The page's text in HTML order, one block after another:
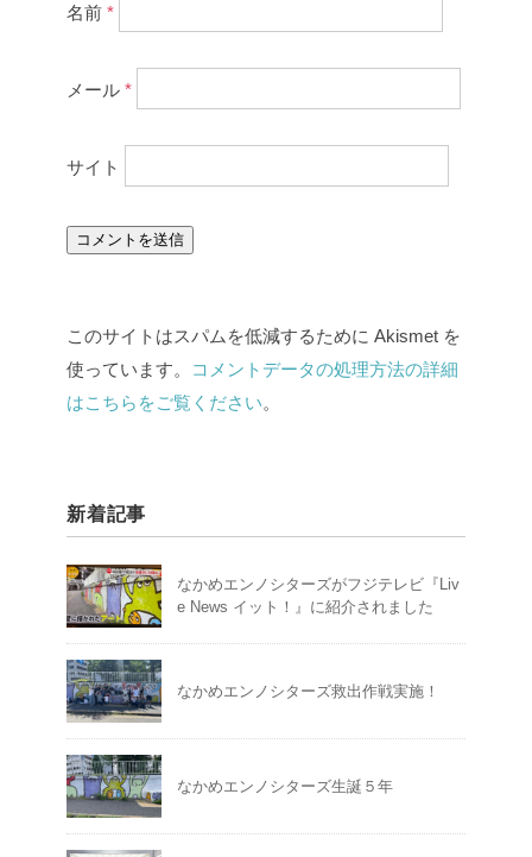
名前 *
メール *
サイト
このサイトはスパムを低減するために Akismet を
使っています。
コメントデータの処理方法の詳細
はこちらをご覧ください。
新着記事
なかめエンノシターズがフジテレビ『Liv
e News イット！』に紹介されました
なかめエンノシターズ救出作戦実施！
なかめエンノシターズ生誕５年